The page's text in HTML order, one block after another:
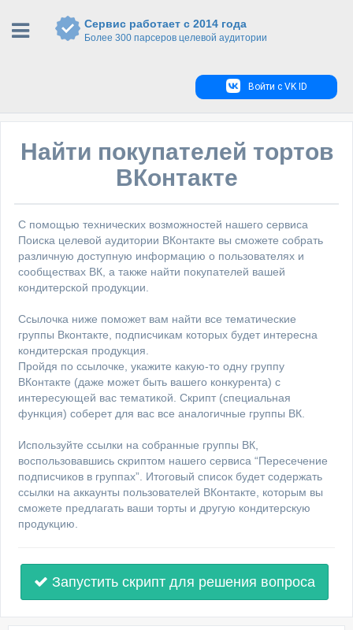
Сервис работает с 2014 года
Более 300 парсеров целевой аудитории
Войти с VK ID
Найти покупателей тортов
ВКонтакте
С помощью технических возможностей нашего сервиса
Поиска целевой аудитории ВКонтакте вы сможете собрать
различную доступную информацию о пользователях и
сообществах ВК, а также найти покупателей вашей
кондитерской продукции.
Ссылочка ниже поможет вам найти все тематические
группы Вконтакте, подписчикам которых будет интересна
кондитерская продукция.
Пройдя по ссылочке, укажите какую-то одну группу
ВКонтакте (даже может быть вашего конкурента) с
интересующей вас тематикой. Скрипт (специальная
функция) соберет для вас все аналогичные группы ВК.
Используйте ссылки на собранные группы ВК,
воспользовавшись скриптом нашего сервиса “Пересечение
подписчиков в группах”. Итоговый список будет содержать
ссылки на аккаунты пользователей ВКонтакте, которым вы
сможете предлагать ваши торты и другую кондитерскую
продукцию.
Запустить скрипт для решения вопроса